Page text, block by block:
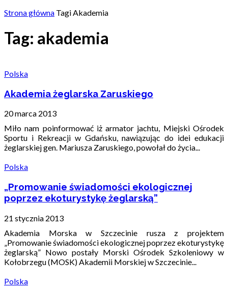
Strona główna TagiAkademia
Tag: akademia
Polska
Akademia żeglarska Zaruskiego
20 marca 2013
Miło nam poinformować iż armator jachtu, Miejski Ośrodek
Sportu i Rekreacji w Gdańsku, nawiązując do idei edukacji
żeglarskiej gen. Mariusza Zaruskiego, powołał do życia...
Polska
„Promowanie świadomości ekologicznej
poprzez ekoturystykę żeglarską”
21 stycznia 2013
Akademia Morska w Szczecinie rusza z projektem
„Promowanie świadomości ekologicznej poprzez ekoturystykę
żeglarską” Nowo postały Morski Ośrodek Szkoleniowy w
Kołobrzegu (MOSK) Akademii Morskiej w Szczecinie...
Polska